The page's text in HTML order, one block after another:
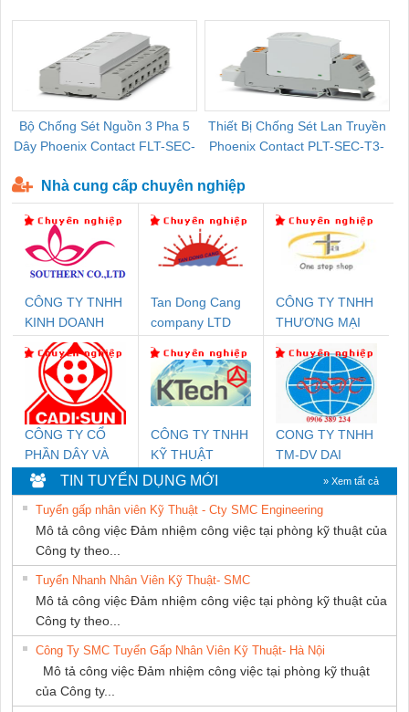
Bộ Chống Sét Nguồn 3 Pha 5
Dây Phoenix Contact FLT-SEC-
Thiết Bị Chống Sét Lan Truyền
Phoenix Contact PLT-SEC-T3-
Nhà cung cấp chuyên nghiệp
CÔNG TY TNHH
KINH DOANH
DỊCH VỤ XNK
PHƯƠNG NAM
Tan Dong Cang
company LTD
CÔNG TY TNHH
THƯƠNG MẠI
NAM
CÔNG TY CỔ
PHẦN DÂY VÀ
CÁP ĐIỆN
THƯỢNG ĐÌNH
CÔNG TY TNHH
KỸ THUẬT
KTECH VIỆT
NAM
CONG TY TNHH
TM-DV DAI
DONG THANH
TIN TUYỂN DỤNG MỚI » Xem tất cả
Tuyển gấp nhân viên Kỹ Thuật - Cty SMC Engineering
Mô tả công việc Đảm nhiệm công việc tại phòng kỹ thuật của
Công ty theo...
Tuyển Nhanh Nhân Viên Kỹ Thuật- SMC
Mô tả công việc Đảm nhiệm công việc tại phòng kỹ thuật của
Công ty theo...
Công Ty SMC Tuyển Gấp Nhân Viên Kỹ Thuật- Hà Nội
Mô tả công việc Đảm nhiệm công việc tại phòng kỹ thuật
của Công ty...